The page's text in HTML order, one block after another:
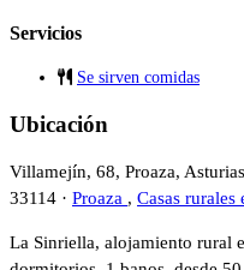
Servicios
Se sirven comidas
Ubicación
Villamejín, 68, Proaza, Asturias
33114 · Proaza , Casas rurales
La Sinriella, alojamiento rural